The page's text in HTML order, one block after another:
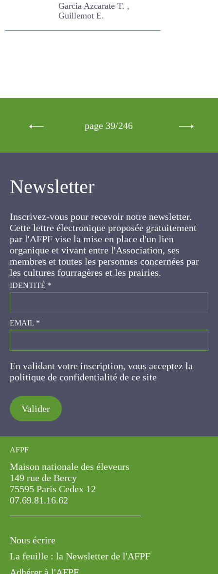
Guillemot E.
Newsletter
Cette lettre électronique proposée
gratuitement par l'AFPF vise la mise en place
d'un lien organique et vivant entre l'Association,
ses membres et toutes les personnes
concernées par les cultures fourragères et les
prairies.
IDENTITÉ*
EMAIL*
En validant votre inscription, vous acceptez la
politique de confidentialité de ce site
Valider
AFPF
Maison nationale des éleveurs
149 rue de Bercy
75595 Paris Cedex 12
07.69.81.16.62
Nous écrire
La feuille : la Newsletter de l'AFPF